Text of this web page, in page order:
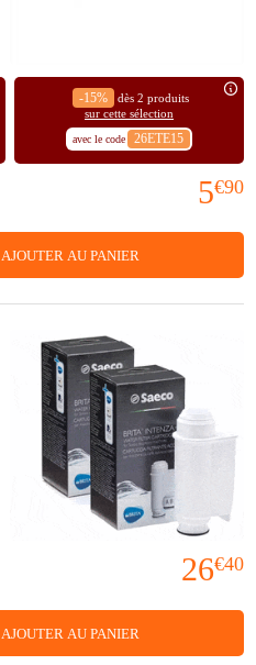
-15%
dès 2 produits
sur cette sélection
avec le code 26ETE15
5€90
AJOUTER AU PANIER
26€40
AJOUTER AU PANIER